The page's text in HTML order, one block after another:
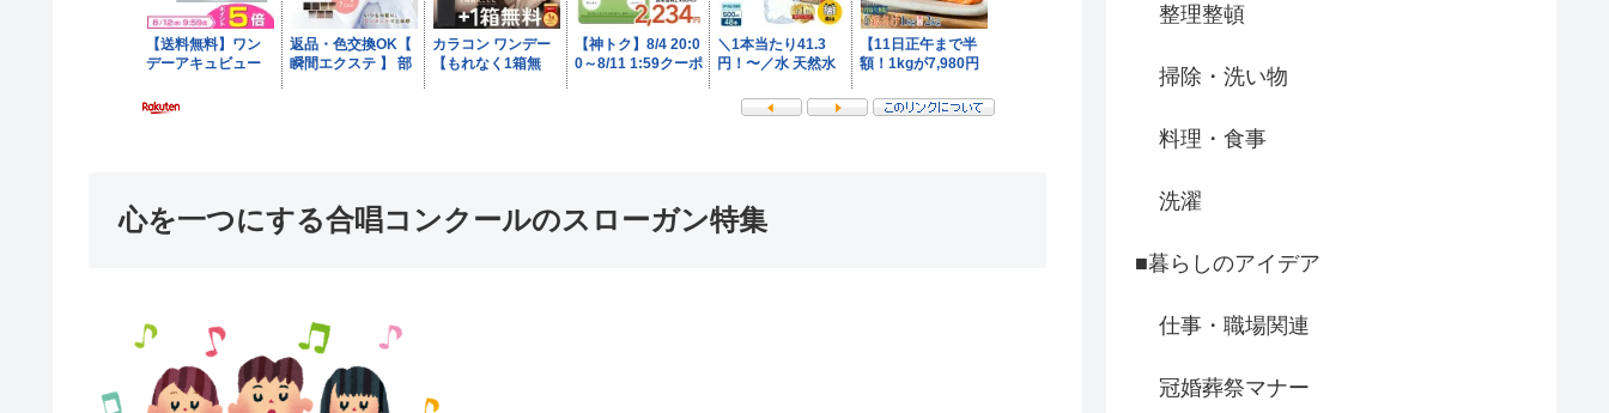
心を一つにする合唱コンクールのスローガン特集
整理整頓
掃除・洗い物
料理・食事
洗濯
■暮らしのアイデア
仕事・職場関連
冠婚葬祭マナー